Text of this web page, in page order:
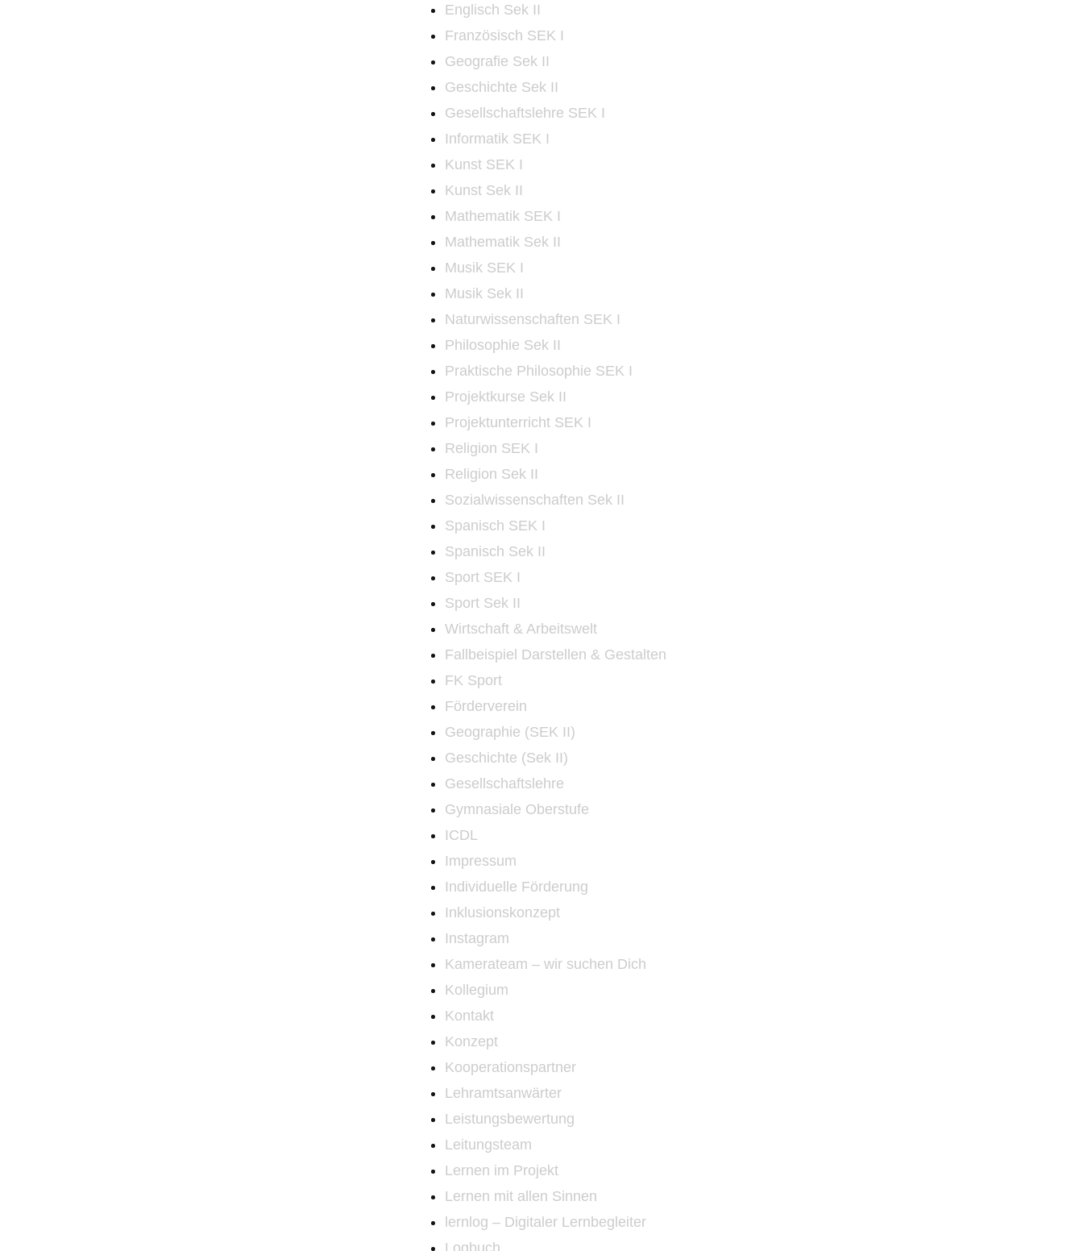
Englisch Sek II
Französisch SEK I
Geografie Sek II
Geschichte Sek II
Gesellschaftslehre SEK I
Informatik SEK I
Kunst SEK I
Kunst Sek II
Mathematik SEK I
Mathematik Sek II
Musik SEK I
Musik Sek II
Naturwissenschaften SEK I
Philosophie Sek II
Praktische Philosophie SEK I
Projektkurse Sek II
Projektunterricht SEK I
Religion SEK I
Religion Sek II
Sozialwissenschaften Sek II
Spanisch SEK I
Spanisch Sek II
Sport SEK I
Sport Sek II
Wirtschaft & Arbeitswelt
Fallbeispiel Darstellen & Gestalten
FK Sport
Förderverein
Geographie (SEK II)
Geschichte (Sek II)
Gesellschaftslehre
Gymnasiale Oberstufe
ICDL
Impressum
Individuelle Förderung
Inklusionskonzept
Instagram
Kamerateam – wir suchen Dich
Kollegium
Kontakt
Konzept
Kooperationspartner
Lehramtsanwärter
Leistungsbewertung
Leitungsteam
Lernen im Projekt
Lernen mit allen Sinnen
lernlog – Digitaler Lernbegleiter
Logbuch